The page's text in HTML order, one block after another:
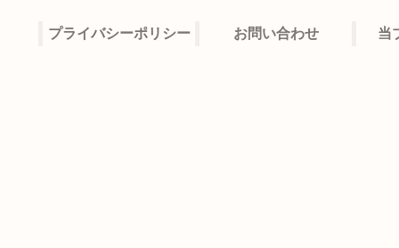
プライバシーポリシー お問い合わせ 当